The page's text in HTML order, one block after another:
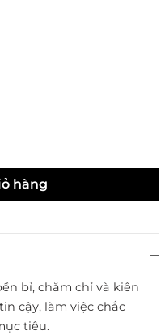
hàng
bỉ, chăm chỉ và kiên
cậy, làm việc chắc
tiêu.